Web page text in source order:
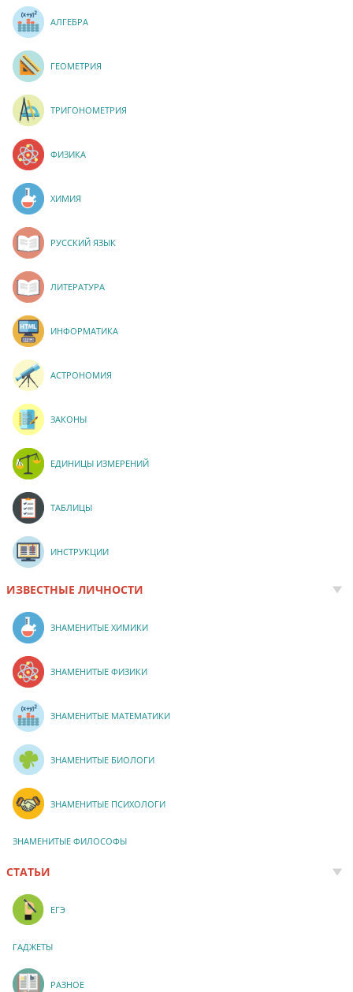
АЛГЕБРА
ГЕОМЕТРИЯ
ТРИГОНОМЕТРИЯ
ФИЗИКА
ХИМИЯ
РУССКИЙ ЯЗЫК
ЛИТЕРАТУРА
ИНФОРМАТИКА
АСТРОНОМИЯ
ЗАКОНЫ
ЕДИНИЦЫ ИЗМЕРЕНИЙ
ТАБЛИЦЫ
ИНСТРУКЦИИ
ИЗВЕСТНЫЕ ЛИЧНОСТИ
ЗНАМЕНИТЫЕ ХИМИКИ
ЗНАМЕНИТЫЕ ФИЗИКИ
ЗНАМЕНИТЫЕ МАТЕМАТИКИ
ЗНАМЕНИТЫЕ БИОЛОГИ
ЗНАМЕНИТЫЕ ПСИХОЛОГИ
ЗНАМЕНИТЫЕ ФИЛОСОФЫ
СТАТЬИ
ЕГЭ
ГАДЖЕТЫ
РАЗНОЕ